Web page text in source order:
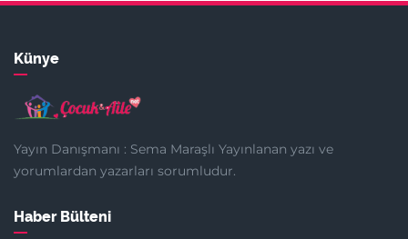
Künye
Yayın Danışmanı : Sema Maraşlı Yayınlanan yazı ve
yorumlardan yazarları sorumludur.
Haber Bülteni